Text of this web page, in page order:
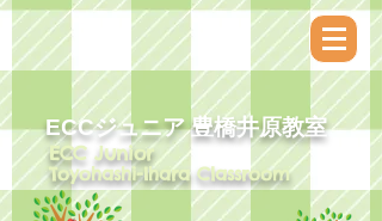
ECCジュニア​ 豊橋井原教室
ECC Junior
Toyohashi-Ihara Classroom